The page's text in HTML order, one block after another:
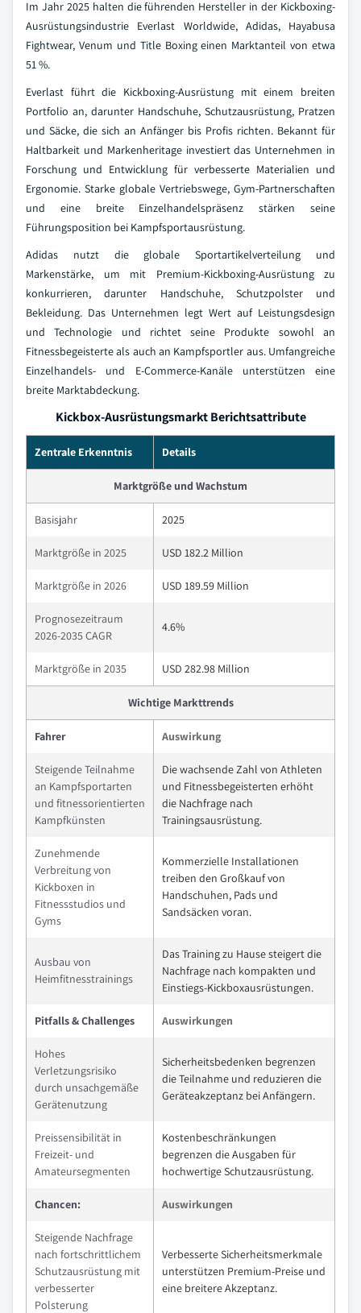
Im Jahr 2025 halten die führenden Hersteller in der Kickboxing-
Ausrüstungsindustrie Everlast Worldwide, Adidas, Hayabusa
Fightwear, Venum und Title Boxing einen Marktanteil von etwa
51 %.
Everlast führt die Kickboxing-Ausrüstung mit einem breiten
Portfolio an, darunter Handschuhe, Schutzausrüstung, Pratzen
und Säcke, die sich an Anfänger bis Profis richten. Bekannt für
Haltbarkeit und Markenheritage investiert das Unternehmen in
Forschung und Entwicklung für verbesserte Materialien und
Ergonomie. Starke globale Vertriebswege, Gym-Partnerschaften
und eine breite Einzelhandelspräsenz stärken seine
Führungsposition bei Kampfsportausrüstung.
Adidas nutzt die globale Sportartikelverteilung und
Markenstärke, um mit Premium-Kickboxing-Ausrüstung zu
konkurrieren, darunter Handschuhe, Schutzpolster und
Bekleidung. Das Unternehmen legt Wert auf Leistungsdesign
und Technologie und richtet seine Produkte sowohl an
Fitnessbegeisterte als auch an Kampfsportler aus. Umfangreiche
Einzelhandels- und E-Commerce-Kanäle unterstützen eine
breite Marktabdeckung.
Kickbox-Ausrüstungsmarkt Berichtsattribute
Zentrale Erkenntnis Details
Marktgröße und Wachstum
Basisjahr 2025
Marktgröße in 2025 USD 182.2 Million
Marktgröße in 2026 USD 189.59 Million
Prognosezeitraum
2026-2035 CAGR
4.6%
Marktgröße in 2035 USD 282.98 Million
Wichtige Markttrends
Fahrer Auswirkung
Steigende Teilnahme
an Kampfsportarten
und fitnessorientierten
Kampfkünsten
Die wachsende Zahl von Athleten
und Fitnessbegeisterten erhöht
die Nachfrage nach
Trainingsausrüstung.
Zunehmende
Verbreitung von
Kickboxen in
Fitnessstudios und
Gyms
Kommerzielle Installationen
treiben den Großkauf von
Handschuhen, Pads und
Sandsäcken voran.
Ausbau von
Heimfitnesstrainings
Das Training zu Hause steigert die
Nachfrage nach kompakten und
Einstiegs-Kickboxausrüstungen.
Pitfalls & Challenges Auswirkungen
Hohes
Verletzungsrisiko
durch unsachgemäße
Gerätenutzung
Sicherheitsbedenken begrenzen
die Teilnahme und reduzieren die
Geräteakzeptanz bei Anfängern.
Preissensibilität in
Freizeit- und
Amateursegmenten
Kostenbeschränkungen
begrenzen die Ausgaben für
hochwertige Schutzausrüstung.
Chancen: Auswirkungen
Steigende Nachfrage
nach fortschrittlichem
Schutzausrüstung mit
verbesserter
Polsterung
Verbesserte Sicherheitsmerkmale
unterstützen Premium-Preise und
eine breitere Akzeptanz.